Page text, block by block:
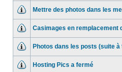
Mettre des photos dans les
Casimages en remplacement
Photos dans les posts (suite
Hosting Pics a fermé